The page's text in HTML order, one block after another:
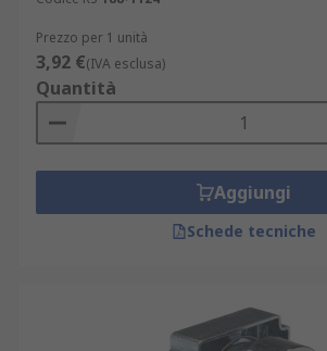
Prezzo per 1 unità
3,92 €(IVA esclusa)
Quantità
Aggiungi
Schede tecniche